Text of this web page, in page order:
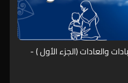
والعادات (الجزء الأول ) -